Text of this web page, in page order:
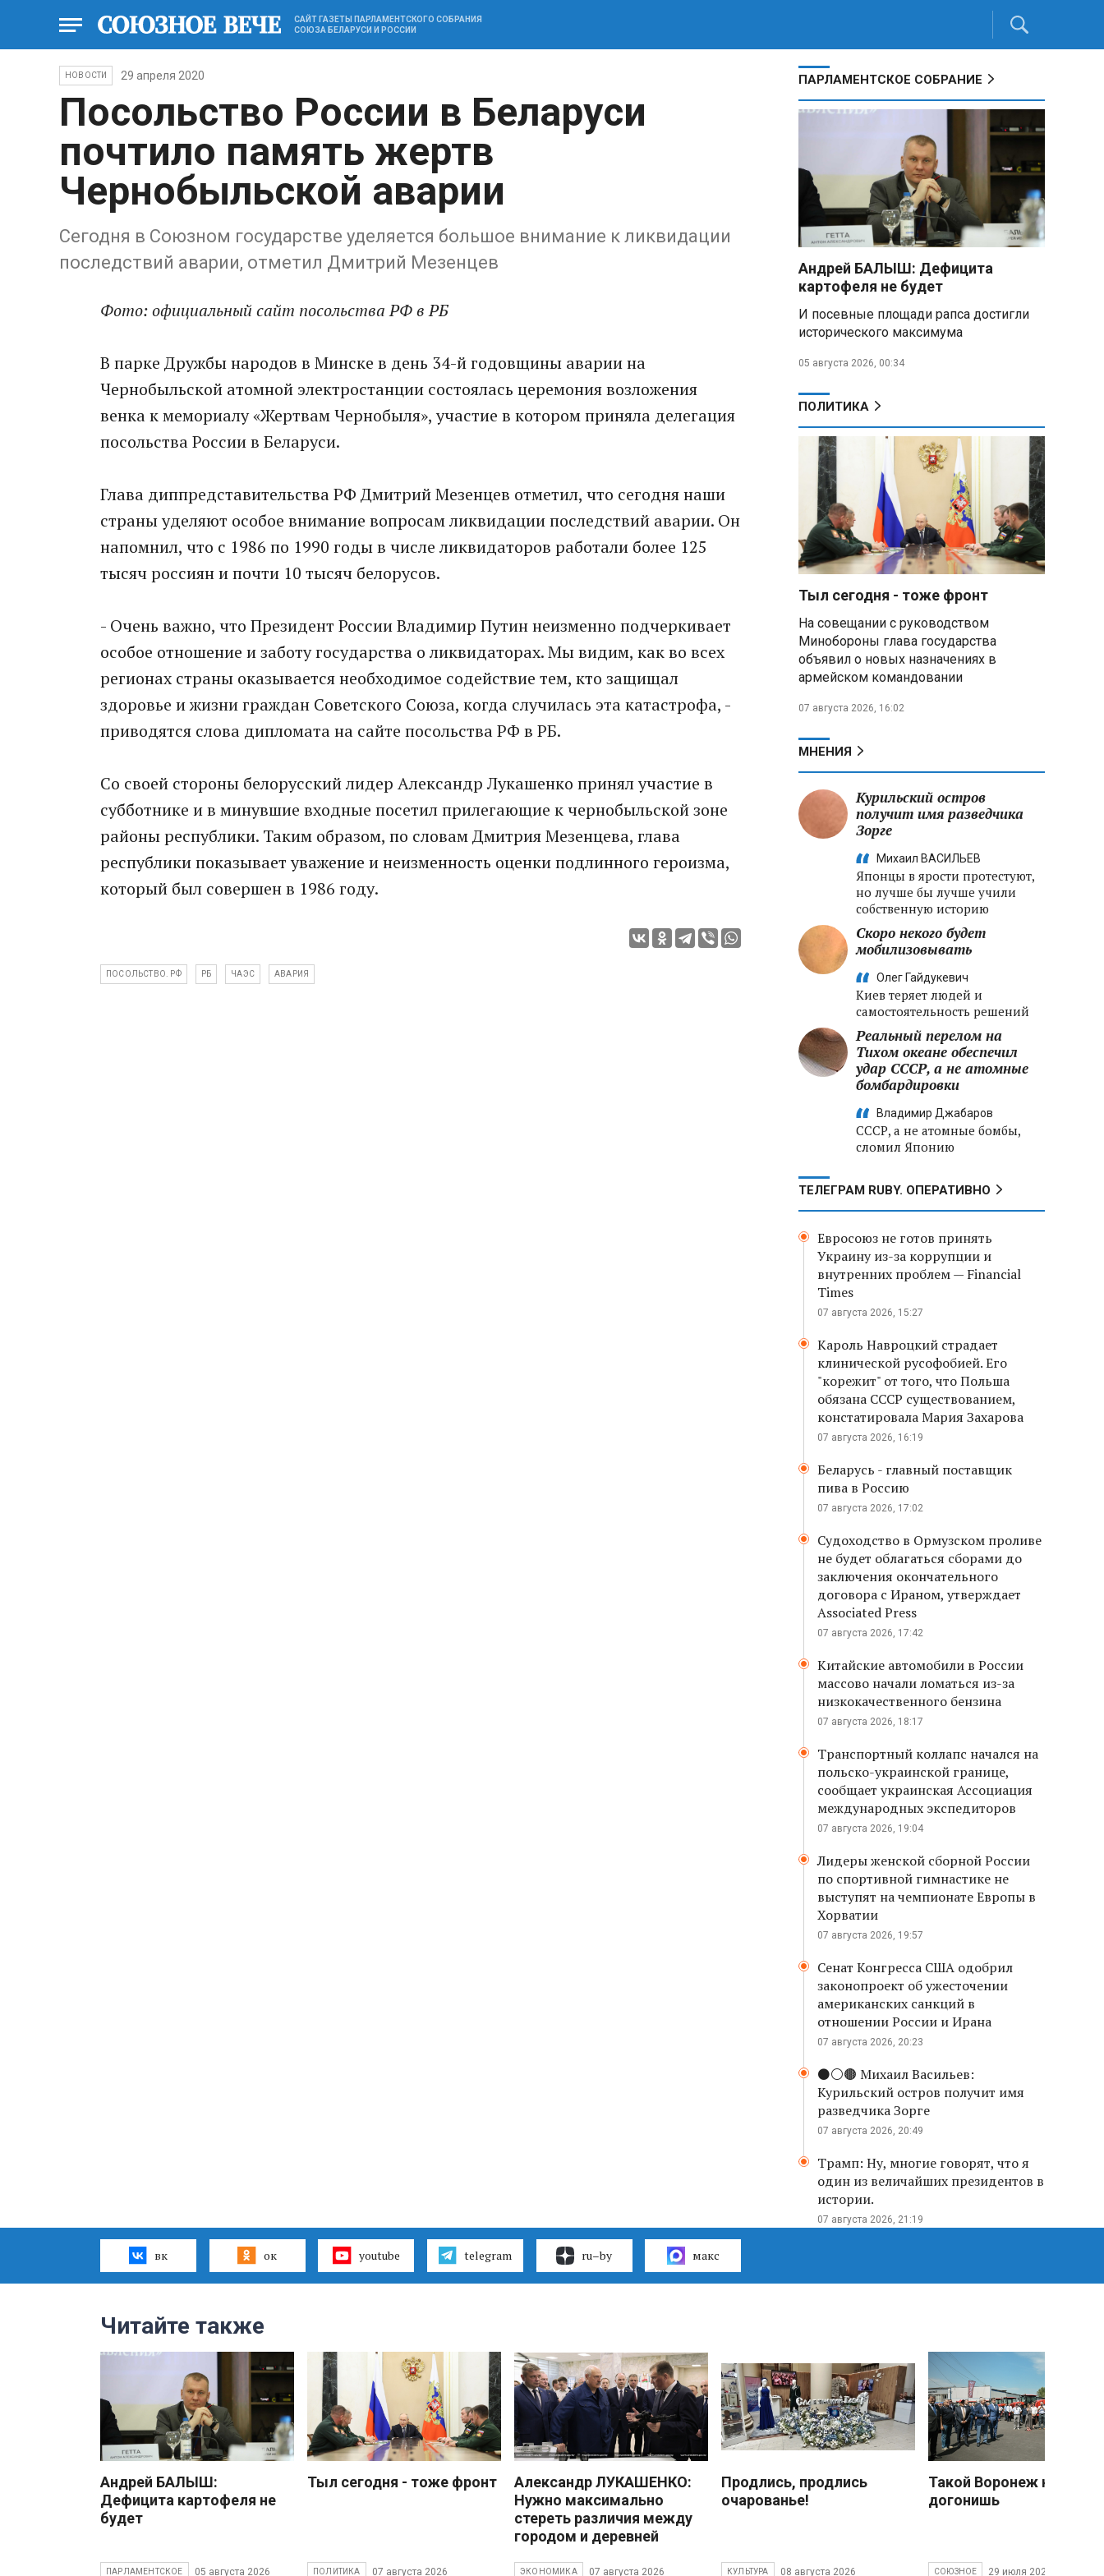
САЙТ ГАЗЕТЫ ПАРЛАМЕНТСКОГО СОБРАНИЯ
СОЮЗА БЕЛАРУСИ И РОССИИ
НОВОСТИ 29 апреля 2020
Посольство России в Беларуси
почтило память жертв
Чернобыльской аварии
Сегодня в Союзном государстве уделяется большое внимание к ликвидации
последствий аварии, отметил Дмитрий Мезенцев
Фото: официальный сайт посольства РФ в РБ
В парке Дружбы народов в Минске в день 34-й годовщины аварии на
Чернобыльской атомной электростанции состоялась церемония возложения
венка к мемориалу «Жертвам Чернобыля», участие в котором приняла делегация
посольства России в Беларуси.
Глава диппредставительства РФ Дмитрий Мезенцев отметил, что сегодня наши
страны уделяют особое внимание вопросам ликвидации последствий аварии. Он
напомнил, что с 1986 по 1990 годы в числе ликвидаторов работали более 125
тысяч россиян и почти 10 тысяч белорусов.
- Очень важно, что Президент России Владимир Путин неизменно подчеркивает
особое отношение и заботу государства о ликвидаторах. Мы видим, как во всех
регионах страны оказывается необходимое содействие тем, кто защищал
здоровье и жизни граждан Советского Союза, когда случилась эта катастрофа, -
приводятся слова дипломата на сайте посольства РФ в РБ.
Со своей стороны белорусский лидер Александр Лукашенко принял участие в
субботнике и в минувшие входные посетил прилегающие к чернобыльской зоне
районы республики. Таким образом, по словам Дмитрия Мезенцева, глава
республики показывает уважение и неизменность оценки подлинного героизма,
который был совершен в 1986 году.
ПОСОЛЬСТВО. РФ РБ ЧАЭС АВАРИЯ
ПАРЛАМЕНТСКОЕ СОБРАНИЕ
Андрей БАЛЫШ: Дефицита
картофеля не будет
И посевные площади рапса достигли
исторического максимума
05 августа 2026, 00:34
ПОЛИТИКА
Тыл сегодня - тоже фронт
На совещании с руководством
Минобороны глава государства
объявил о новых назначениях в
армейском командовании
07 августа 2026, 16:02
МНЕНИЯ
Курильский остров
получит имя разведчика
Зорге
Михаил ВАСИЛЬЕВ
Японцы в ярости протестуют,
но лучше бы лучше учили
собственную историю
Скоро некого будет
мобилизовывать
Олег Гайдукевич
Киев теряет людей и
самостоятельность решений
Реальный перелом на
Тихом океане обеспечил
удар СССР, а не атомные
бомбардировки
Владимир Джабаров
СССР, а не атомные бомбы,
сломил Японию
ТЕЛЕГРАМ RUBY. ОПЕРАТИВНО
Евросоюз не готов принять
Украину из-за коррупции и
внутренних проблем — Financial
Times
07 августа 2026, 15:27
Кароль Навроцкий страдает
клинической русофобией. Его
"корежит" от того, что Польша
обязана СССР существованием,
констатировала Мария Захарова
07 августа 2026, 16:19
Беларусь - главный поставщик
пива в Россию
07 августа 2026, 17:02
Судоходство в Ормузском проливе
не будет облагаться сборами до
заключения окончательного
договора с Ираном, утверждает
Associated Press
07 августа 2026, 17:42
Китайские автомобили в России
массово начали ломаться из-за
низкокачественного бензина
07 августа 2026, 18:17
Транспортный коллапс начался на
польско-украинской границе,
сообщает украинская Ассоциация
международных экспедиторов
07 августа 2026, 19:04
Лидеры женской сборной России
по спортивной гимнастике не
выступят на чемпионате Европы в
Хорватии
07 августа 2026, 19:57
Сенат Конгресса США одобрил
законопроект об ужесточении
американских санкций в
отношении России и Ирана
07 августа 2026, 20:23
⚫️⚪️🟤 Михаил Васильев:
Курильский остров получит имя
разведчика Зорге
07 августа 2026, 20:49
Трамп: Ну, многие говорят, что я
один из величайших президентов в
истории.
07 августа 2026, 21:19
вк ок youtube telegram ru–by макс
Читайте также
Андрей БАЛЫШ:
Дефицита картофеля не
будет
ПАРЛАМЕНТСКОЕ 05 августа 2026
Тыл сегодня - тоже фронт
ПОЛИТИКА 07 августа 2026
Александр ЛУКАШЕНКО:
Нужно максимально
стереть различия между
городом и деревней
ЭКОНОМИКА 07 августа 2026
Продлись, продлись
очарованье!
КУЛЬТУРА 08 августа 2026
Такой Воронеж не
догонишь
СОЮЗНОЕ 29 июля 2026